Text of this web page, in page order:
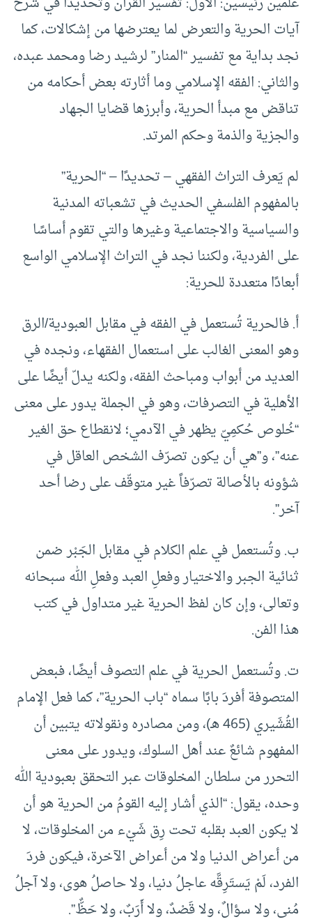
آيات الحرية والتعرض لما يعترضها من إشكالات، كما
نجد بداية مع تفسير “المنار” لرشيد رضا ومحمد عبده،
والثاني: الفقه الإسلامي وما أثارته بعض أحكامه من
تناقض مع مبدأ الحرية، وأبرزها قضايا الجهاد
والجزية والذمة وحكم المرتد.
لم يَعرف التراث الفقهي – تحديدًا – “الحرية”
بالمفهوم الفلسفي الحديث في تشعباته المدنية
والسياسية والاجتماعية وغيرها والتي تقوم أساسًا
على الفردية، ولكننا نجد في التراث الإسلامي الواسع
أبعادًا متعددة للحرية:
أ‌. فالحرية تُستعمل في الفقه في مقابل العبودية/الرق
وهو المعنى الغالب على استعمال الفقهاء، ونجده في
العديد من أبواب ومباحث الفقه، ولكنه يدلّ أيضًا على
الأهلية في التصرفات، وهو في الجملة يدور على معنى
“خُلوص حُكمِيّ يظهر في الآدمي؛ لانقطاع حق الغير
عنه”، و”هي أن يكون تصرّف الشخص العاقل في
شؤونه بالأصالة تصرّفاً غير متوقّف على رضا أحد
آخر”.
ب‌. وتُستعمل في علم الكلام في مقابل الجَبْر ضمن
ثنائية الجبر والاختيار وفعلِ العبد وفعلِ الله سبحانه
وتعالى، وإن كان لفظ الحرية غير متداول في كتب
هذا الفن.
ت‌. وتُستعمل الحرية في علم التصوف أيضًا، فبعض
المتصوفة أفردَ بابًا سماه “باب الحرية”، كما فعل الإمام
القُشَيري (465 هـ)، ومن مصادره ونقولاته يتبين أن
المفهوم شائعٌ عند أهل السلوك، ويدور على معنى
التحرر من سلطان المخلوقات عبر التحقق بعبودية الله
وحده، يقول: “الذي أشار إليه القومُ من الحرية هو أن
لا يكون العبد بقلبه تحت رِق شَيْء من المخلوقات، لا
من أعراض الدنيا ولا من أعراض الآخرة، فيكون فردَ
الفرد، لَمْ يَستَرِقَّه عاجلُ دنيا، ولا حاصلُ هوى، ولا آجلُ
مُنى، ولا سؤالٌ، ولا قَصْدٌ، ولا أَرَبٌ، ولا حَظٌّ”.